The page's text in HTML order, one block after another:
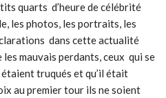
quarts d’heure de célébrité
les photos, les portraits, les
dans cette actualité
mauvais perdants, ceux qui se
truqués et qu’il était
au premier tour ils ne soient